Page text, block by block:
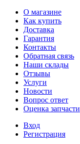
О магазине
Как купить
Доставка
Гарантия
Контакты
Обратная связь
Наши склады
Отзывы
Услуги
Новости
Вопрос ответ
Оценка запчасти
Вход
Регистрация